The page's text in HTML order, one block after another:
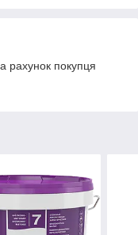
рахунок покупця